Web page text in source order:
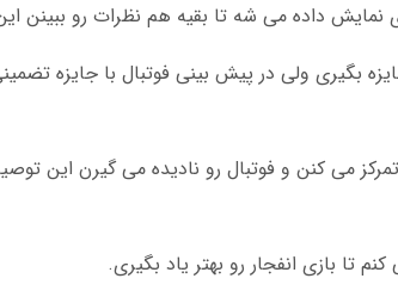
نمایش داده می شه تا بقیه هم نظرات رو ببینن
بگیری ولی در پیش بینی فوتبال با جایزه
می کنن و فوتبال رو نادیده می گیرن این
تا بازی انفجار رو بهتر یاد بگیری.